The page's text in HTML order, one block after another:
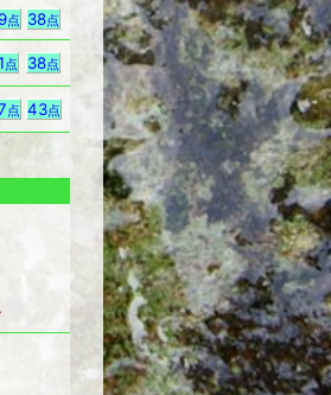
点 38点
点 38点
点 43点